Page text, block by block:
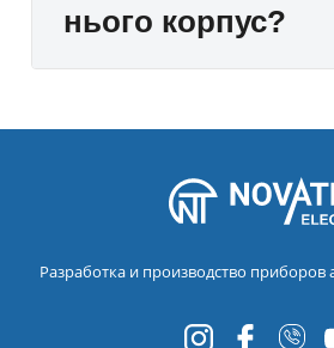
нього корпус?
Разработка и производство